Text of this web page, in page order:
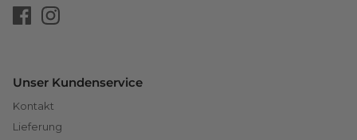
Unser Kundenservice
Kontakt
Lieferung